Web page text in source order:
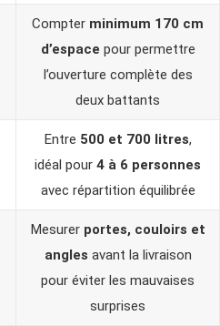
Compter minimum 170 cm
d’espace pour permettre
l’ouverture complète des
deux battants
Entre 500 et 700 litres,
idéal pour 4 à 6 personnes
avec répartition équilibrée
Mesurer portes, couloirs et
angles avant la livraison
pour éviter les mauvaises
surprises